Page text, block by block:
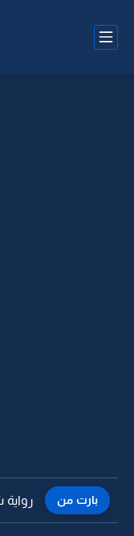
بارت من رواية